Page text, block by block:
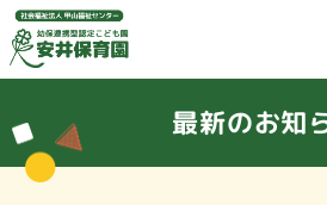
最新のお知